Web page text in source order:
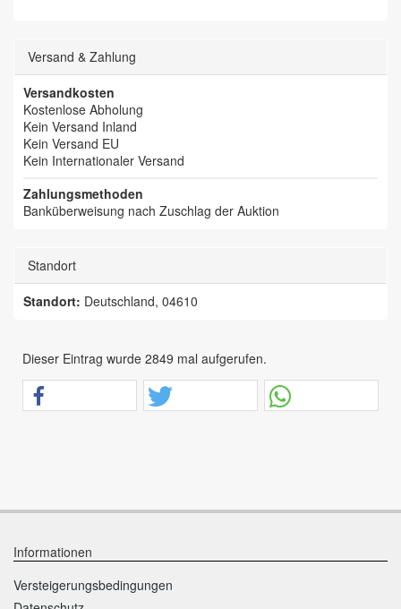
Versand & Zahlung
Versandkosten
Kostenlose Abholung
Kein Versand Inland
Kein Versand EU
Kein Internationaler Versand
Zahlungsmethoden
Banküberweisung nach Zuschlag der Auktion
Standort
Standort: Deutschland, 04610
Dieser Eintrag wurde 2849 mal aufgerufen.
Informationen
Versteigerungsbedingungen